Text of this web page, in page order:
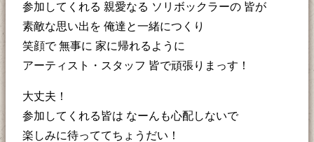
参加してくれる 親愛なる ソリボックラーの 皆が
素敵な思い出を 俺達と一緒につくり
笑顔で 無事に 家に帰れるように
アーティスト・スタッフ 皆で頑張りまっす！
大丈夫！
参加してくれる皆は なーんも心配しないで
楽しみに待っててちょうだい！